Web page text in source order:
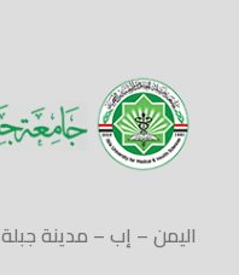
اليمن – إب – مدينة جبلة